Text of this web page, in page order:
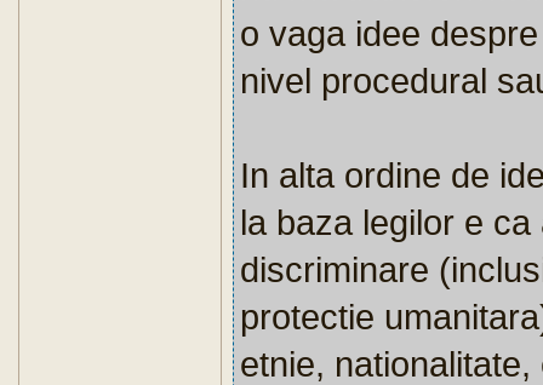
o vaga idee
nivel procedural
In alta ordine de
la baza legilor e
discriminare
protectie
etnie,